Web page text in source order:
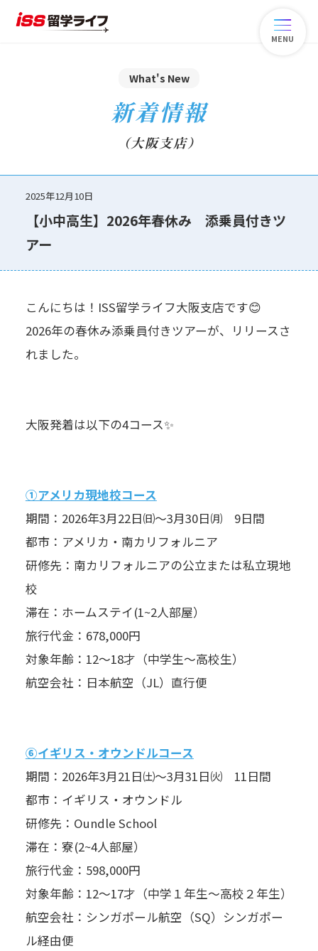
MENU
What's New
新着情報
（大阪支店）
2025年12月10日
【小中高生】2026年春休み 添乗員付きツ
アー
こんにちは！ISS留学ライフ大阪支店です😊
2026年の春休み添乗員付きツアーが、リリースさ
れました。
大阪発着は以下の4コース✨
①アメリカ現地校コース
期間：2026年3月22日㈰～3月30日㈪ 9日間
都市：アメリカ・南カリフォルニア
研修先：南カリフォルニアの公立または私立現地
校
滞在：ホームステイ(1~2人部屋）
旅行代金：678,000円
対象年齢：12～18才（中学生～高校生）
航空会社：日本航空（JL）直行便
⑥イギリス・オウンドルコース
期間：2026年3月21日㈯～3月31日㈫ 11日間
都市：イギリス・オウンドル
研修先：Oundle School
滞在：寮(2~4人部屋）
旅行代金：598,000円
対象年齢：12～17才（中学１年生～高校２年生）
航空会社：シンガポール航空（SQ）シンガポー
ル経由便